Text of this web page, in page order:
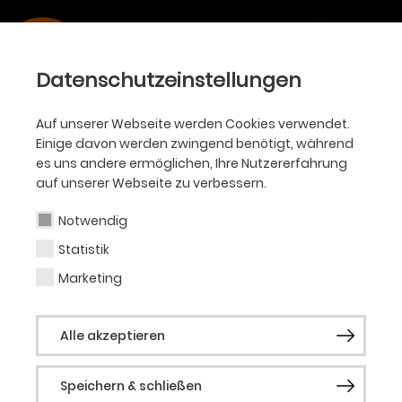
Datenschutzeinstellungen
Auf unserer Webseite werden Cookies verwendet.
Einige davon werden zwingend benötigt, während
es uns andere ermöglichen, Ihre Nutzererfahrung
auf unserer Webseite zu verbessern.
Notwendig
Statistik
Marketing
Alle akzeptieren
Speichern & schließen
SPIELZEIT
2023/24
Alle Sparten Oper Philharmoniker
Akademie